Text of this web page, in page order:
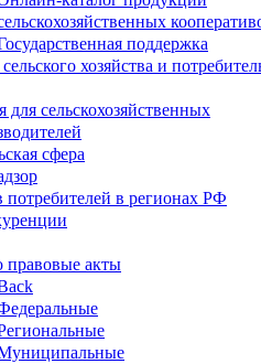
поддержка
хозяйства и
сельскохозяйственных
сфера
потребителей в регионах РФ
правовые акты